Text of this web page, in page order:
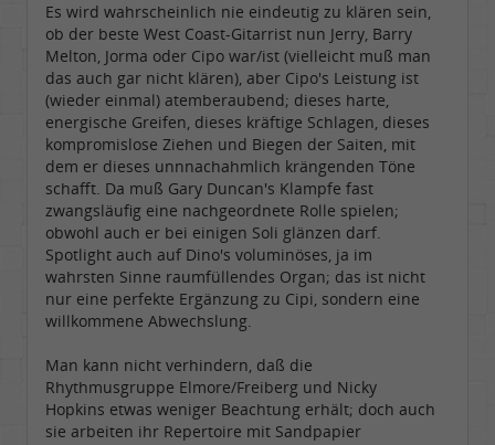
Es wird wahrscheinlich nie eindeutig zu klären sein,
ob der beste West Coast-Gitarrist nun Jerry, Barry
Melton, Jorma oder Cipo war/ist (vielleicht muß man
das auch gar nicht klären), aber Cipo's Leistung ist
(wieder einmal) atemberaubend; dieses harte,
energische Greifen, dieses kräftige Schlagen, dieses
kompromislose Ziehen und Biegen der Saiten, mit
dem er dieses unnnachahmlich krängenden Töne
schafft. Da muß Gary Duncan's Klampfe fast
zwangsläufig eine nachgeordnete Rolle spielen;
obwohl auch er bei einigen Soli glänzen darf.
Spotlight auch auf Dino's voluminöses, ja im
wahrsten Sinne raumfüllendes Organ; das ist nicht
nur eine perfekte Ergänzung zu Cipi, sondern eine
willkommene Abwechslung.
Man kann nicht verhindern, daß die
Rhythmusgruppe Elmore/Freiberg und Nicky
Hopkins etwas weniger Beachtung erhält; doch auch
sie arbeiten ihr Repertoire mit Sandpapier